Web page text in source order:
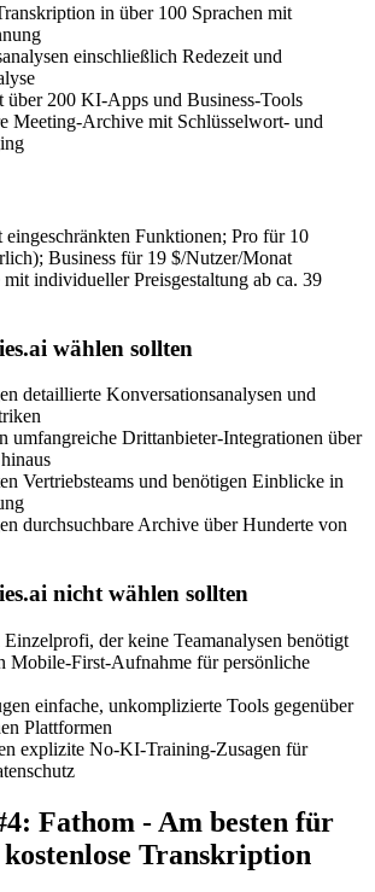
in über 100 Sprachen mit
einschließlich Redezeit und
über 200 KI-Apps und Business-Tools
Meeting-Archive mit Schlüsselwort- und
eingeschränkten Funktionen; Pro für 10
Business für 19 $/Nutzer/Monat
individueller Preisgestaltung ab ca. 39
wählen sollten
detaillierte Konversationsanalysen und
umfangreiche Drittanbieter-Integrationen über
Vertriebsteams und benötigen Einblicke in
durchsuchbare Archive über Hunderte von
nicht wählen sollten
Einzelprofi, der keine Teamanalysen benötigt
Mobile-First-Aufnahme für persönliche
einfache, unkomplizierte Tools gegenüber
Plattformen
explizite No-KI-Training-Zusagen für
Fathom - Am besten für
Transkription